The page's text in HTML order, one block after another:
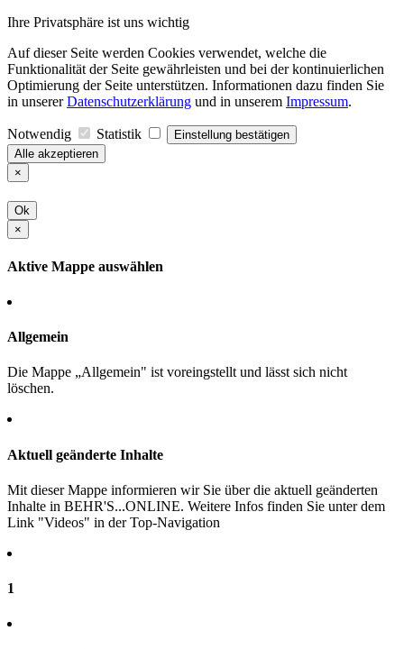
Ihre Privatsphäre ist uns wichtig
Auf dieser Seite werden Cookies verwendet, welche die
Funktionalität der Seite gewährleisten und bei der kontinuierlichen
Optimierung der Seite unterstützen. Informationen dazu finden Sie
in unsererDatenschutzerklärung und in unserem Impressum.
Notwendig Statistik
Einstellung bestätigen
Alle akzeptieren
×
Ok
×
Aktive Mappe auswählen
Allgemein
Die Mappe „Allgemein" ist voreingstellt und lässt sich nicht
löschen.
Aktuell geänderte Inhalte
Mit dieser Mappe informieren wir Sie über die aktuell geänderten
Inhalte in BEHR'S...ONLINE. Weitere Infos finden Sie unter dem
Link "Videos" in der Top-Navigation
1